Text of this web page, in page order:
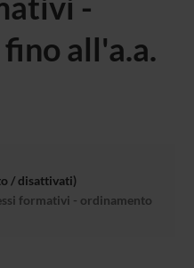
all'a.a.
/ disattivati)
formativi - ordinamento